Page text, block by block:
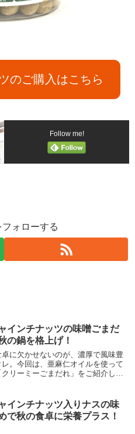
のご購入はこちら
Follow me!
ォローする
インチナッツの味噌ごまだ
の鍋を格上げ！
に欠かせないのが、濃厚で風味豊
。今回は、亜麻仁オイルを使って
リーミーごまだれ」をご紹介しま
には、白ごまペースト（練りご
使ってコ...
インチナッツ入りナスの味
で秋の食卓に栄養プラス！